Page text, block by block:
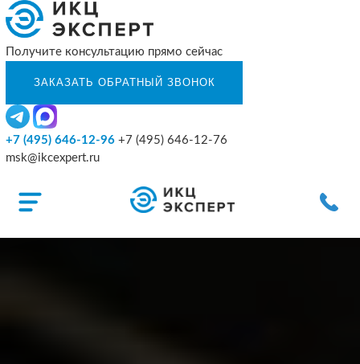
Получите консультацию прямо сейчас
+7 (495) 646-12-96 +7 (495) 646-12-76
msk@ikcexpert.ru